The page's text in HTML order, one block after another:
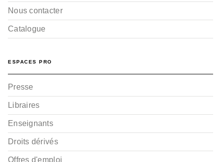
Nous contacter
Catalogue
ESPACES PRO
Presse
Libraires
Enseignants
Droits dérivés
Offres d'emploi